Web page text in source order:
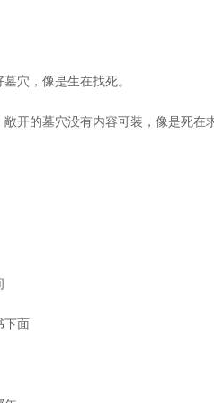
，像是生在找死。
的墓穴没有内容可装，像是死在
面